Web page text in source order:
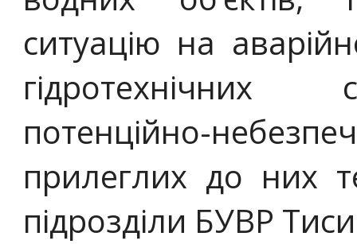
ситуацію на
гідротехнічних
потенційно-
прилеглих до них
підрозділи БУВР